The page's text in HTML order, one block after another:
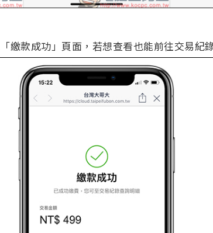
繳款成功」頁面，若想查看也能前往交易紀